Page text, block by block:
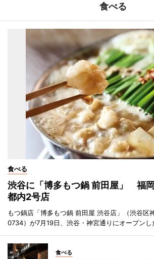
食べる
食べる
渋谷に「博多もつ鍋 前田屋」 福
都内2号店
もつ鍋店「博多もつ鍋 前田屋 渋谷店」（渋谷
0734）が7月19日、渋谷・神宮通りにオープンし
食べる